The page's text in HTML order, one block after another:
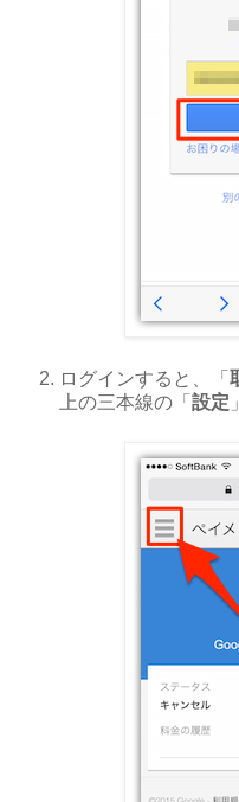
ログインすると、「
上の三本線の「 設定